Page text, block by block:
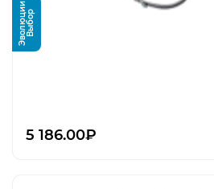
В
ы
б
о
р
Э
в
о
л
ю
ц
и
и
5 186.00₽